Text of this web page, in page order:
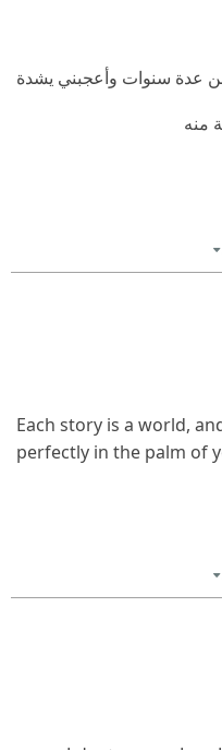
من عدة سنوات وأعجبني يشدة
منه
Each story is a world,
perfectly in the palm of